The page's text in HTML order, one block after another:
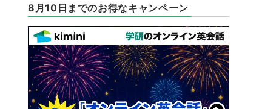
8月10日までのお得なキャンペーン